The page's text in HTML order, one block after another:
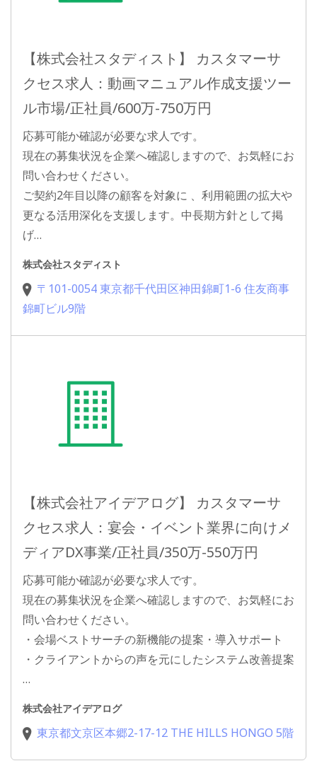
【株式会社スタディスト】 カスタマーサ
クセス求人：動画マニュアル作成支援ツー
ル市場/正社員/600万-750万円
応募可能か確認が必要な求人です。
現在の募集状況を企業へ確認しますので、お気軽にお
問い合わせください。
ご契約2年目以降の顧客を対象に 、利用範囲の拡大や
更なる活用深化を支援します。中長期方針として掲
げ…
株式会社スタディスト
〒101-0054 東京都千代田区神田錦町1-6 住友商事
錦町ビル9階
【株式会社アイデアログ】 カスタマーサ
クセス求人：宴会・イベント業界に向けメ
ディアDX事業/正社員/350万-550万円
応募可能か確認が必要な求人です。
現在の募集状況を企業へ確認しますので、お気軽にお
問い合わせください。
・会場ベストサーチの新機能の提案・導入サポート
・クライアントからの声を元にしたシステム改善提案
…
株式会社アイデアログ
東京都文京区本郷2-17-12 THE HILLS HONGO 5階